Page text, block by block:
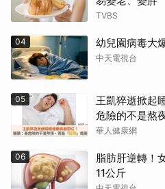
TVBS
04 幼兒園病毒大
中天電視台
05
王凱猝逝掀起
危險的不是熬
華人健康網
06
脂肪肝逆轉！
11公斤